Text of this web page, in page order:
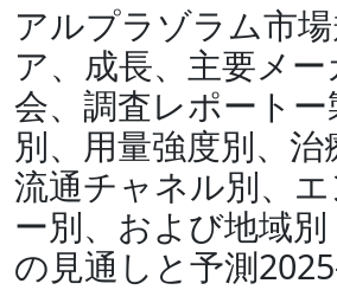
アルプラゾラム市
ア、成長、主要メ
会、調査レポート
別、用量強度別、治
流通チャネル別、
ー別、および地域
の見通しと予測